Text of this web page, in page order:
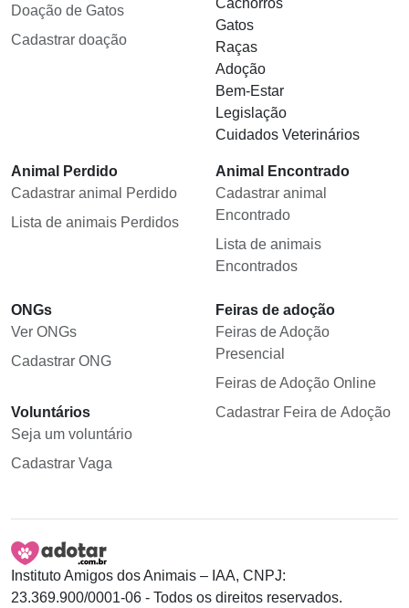
Doação de Gatos
Cadastrar doação
Cachorros
Gatos
Raças
Adoção
Bem-Estar
Legislação
Cuidados Veterinários
Animal Perdido
Cadastrar animal Perdido
Lista de animais Perdidos
Animal Encontrado
Cadastrar animal
Encontrado
Lista de animais
Encontrados
ONGs
Ver ONGs
Cadastrar ONG
Voluntários
Seja um voluntário
Cadastrar Vaga
Feiras de adoção
Feiras de Adoção
Presencial
Feiras de Adoção Online
Cadastrar Feira de Adoção
Instituto Amigos dos Animais – IAA, CNPJ:
23.369.900/0001-06 - Todos os direitos reservados.